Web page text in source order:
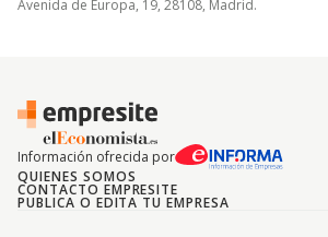
Avenida de Europa, 19, 28108, Madrid.
Información ofrecida por
QUIENES SOMOS
CONTACTO EMPRESITE
PUBLICA O EDITA TU EMPRESA